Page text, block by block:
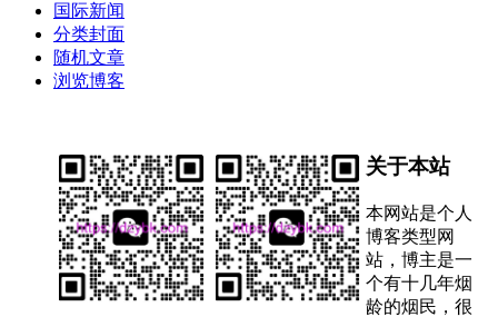
国际新闻
分类封面
随机文章
浏览博客
关于本站
本网站是个人
博客类型网
站，博主是一
个有十几年烟
龄的烟民，很